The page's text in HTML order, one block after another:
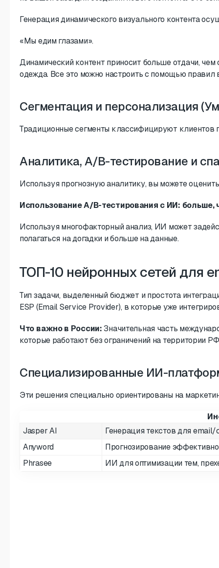
Генерация динамического визуального контента
«Мы едим глазами».
Динамический контент приносит больше отдачи, чем
одежда. Все это можно настроить с помощью правил
Сегментация и персонализация
Традиционные сегменты классифицируют клиентов
Аналитика, A/B-тестирование и
Используя прогнозную аналитику, вы можете
Использование A/B-тестирования с ИИ: больше,
Используя многофакторный анализ, ИИ может
полагаться на догадки и больше на данные.
ТОП-10 нейронных сетей для
Тип задачи, выделенный бюджет и простота
ESP (Email Service Provider), в которые уже
Что важно в России:Значительная часть
которые работают без ограничений на территории
Специализированные ИИ-
Эти решения специально ориентированы на
Jasper AI
Генерация текстов для
Anyword
Прогнозирование
Phrasee
ИИ для оптимизации тем,